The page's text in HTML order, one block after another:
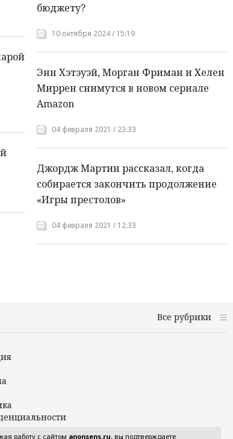
бюджету?
10 октября 2024 / 15:19
Энн Хэтэуэй, Морган Фриман и Хелен
Миррен снимутся в новом сериале
Amazon
04 февраля 2021 / 23:33
Джордж Мартин рассказал, когда
собирается закончить продолжение
«Игры престолов»
04 февраля 2021 / 12:33
Все рубрики
работу с сайтом anonsens.ru, вы подтверждаете